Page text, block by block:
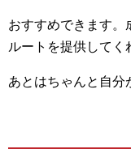
おすすめできます。
ルートを提供してく
あとはちゃんと自分